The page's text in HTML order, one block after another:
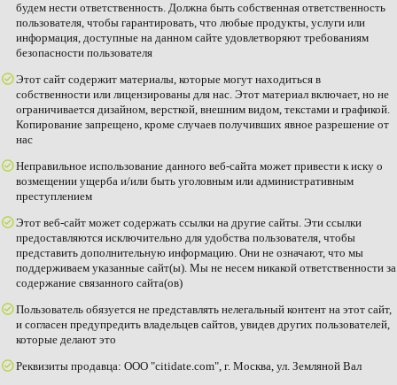
будем нести ответственность. Должна быть собственная ответственность
пользователя, чтобы гарантировать, что любые продукты, услуги или
информация, доступные на данном сайте удовлетворяют требованиям
безопасности пользователя
Этот сайт содержит материалы, которые могут находиться в
собственности или лицензированы для нас. Этот материал включает, но не
ограничивается дизайном, версткой, внешним видом, текстами и графикой.
Копирование запрещено, кроме случаев получивших явное разрешение от
нас
Неправильное использование данного веб-сайта может привести к иску о
возмещении ущерба и/или быть уголовным или административным
преступлением
Этот веб-сайт может содержать ссылки на другие сайты. Эти ссылки
предоставляются исключительно для удобства пользователя, чтобы
представить дополнительную информацию. Они не означают, что мы
поддерживаем указанные сайт(ы). Мы не несем никакой ответственности за
содержание связанного сайта(ов)
Пользователь обязуется не представлять нелегальный контент на этот сайт,
и согласен предупредить владельцев сайтов, увидев других пользователей,
которые делают это
Реквизиты продавца: ООО "citidate.com", г. Москва, ул. Земляной Вал